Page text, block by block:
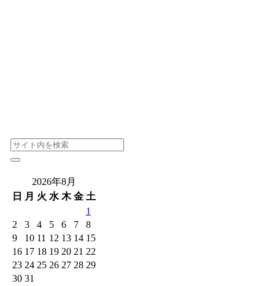
2026年8月
日
月 火 水 木 金 土
1
2
3 4 5 6 7
8
9
10 11 12 13 14 15
16 17 18 19 20 21 22
23 24 25 26 27 28 29
30 31